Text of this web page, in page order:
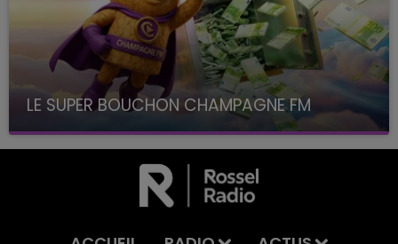
LE SUPER BOUCHON CHAMPAGNE FM
avec La Famille Champagne FM, à 8H10